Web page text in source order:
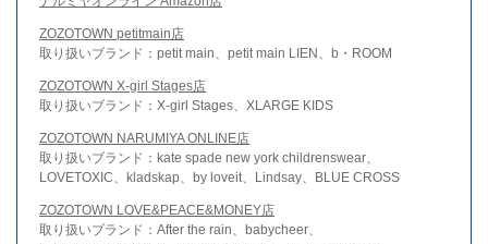
ZOZOTOWN petitmain店
取り扱いブランド：petit main、petit main LIEN、b・ROOM
ZOZOTOWN X-girl Stages店
取り扱いブランド：X-girl Stages、XLARGE KIDS
ZOZOTOWN NARUMIYA ONLINE店
取り扱いブランド：kate spade new york childrenswear、
LOVETOXIC、kladskap、by loveit、Lindsay、BLUE CROSS
ZOZOTOWN LOVE&PEACE&MONEY店
取り扱いブランド：After the rain、babycheer、